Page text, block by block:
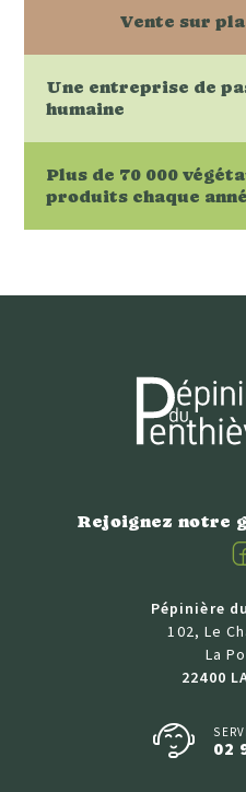
Vente sur
Une entreprise de
humaine
Plus de 70 000
produits chaque
Rejoignez notre
Pépinière
102, Le
La
22400
02